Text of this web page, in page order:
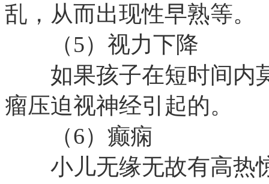
乱，从而出现性早熟等。
（5）视力下降
如果孩子在短时间内
瘤压迫视神经引起的。
（6）癫痫
小儿无缘无故有高热